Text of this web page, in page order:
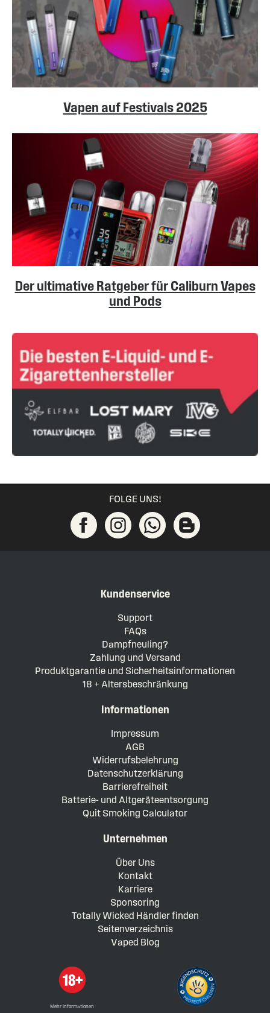
Vapen auf Festivals 2025
Der ultimative Ratgeber für Caliburn Vapes
und Pods
FOLGE UNS!
Kundenservice
Support
FAQs
Dampfneuling?
Zahlung und Versand
Produktgarantie und Sicherheitsinformationen
18 + Altersbeschränkung
Informationen
Impressum
AGB
Widerrufsbelehrung
Datenschutzerklärung
Barrierefreiheit
Batterie- und Altgeräteentsorgung
Quit Smoking Calculator
Unternehmen
Über Uns
Kontakt
Karriere
Sponsoring
Totally Wicked Händler finden
Seitenverzeichnis
Vaped Blog
Mehr Informationen